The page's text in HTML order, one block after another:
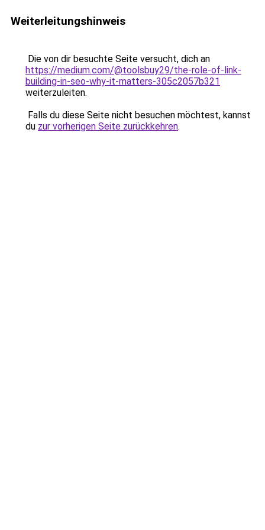
Weiterleitungshinweis
Die von dir besuchte Seite versucht, dich an
https://medium.com/@toolsbuy29/the-role-of-link-
building-in-seo-why-it-matters-305c2057b321
weiterzuleiten.
Falls du diese Seite nicht besuchen möchtest, kannst
du zur vorherigen Seite zurückkehren.